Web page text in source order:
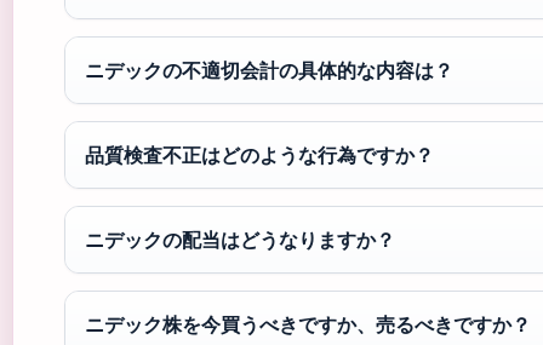
ニデックの不適切会計の具体的な内容は？
品質検査不正はどのような行為ですか？
ニデックの配当はどうなりますか？
ニデック株を今買うべきですか、売るべきですか？